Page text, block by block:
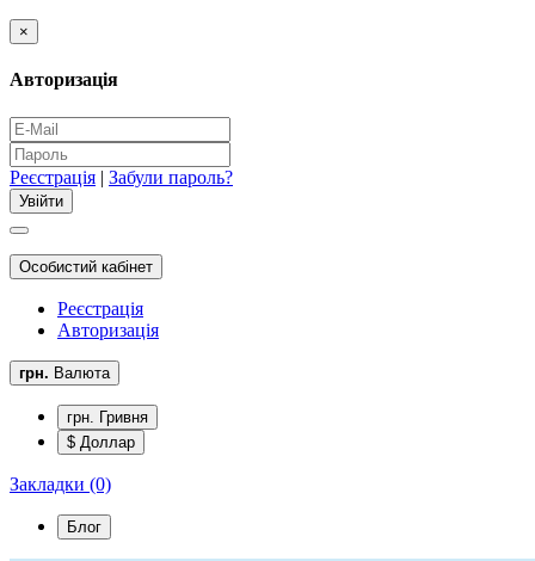
×
Авторизація
Реєстрація | Забули пароль?
Особистий кабінет
Реєстрація
Авторизація
грн. Валюта
грн. Гривня
$ Доллар
Закладки (0)
Блог